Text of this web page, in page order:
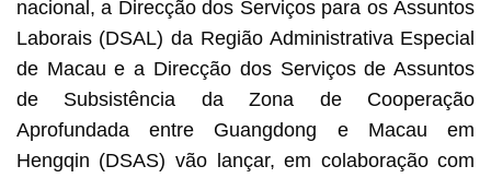
nacional, a Direcção dos Serviços para os Assuntos
Laborais (DSAL) da Região Administrativa Especial
de Macau e a Direcção dos Serviços de Assuntos
de Subsistência da Zona de Cooperação
Aprofundada entre Guangdong e Macau em
Hengqin (DSAS) vão lançar, em colaboração com